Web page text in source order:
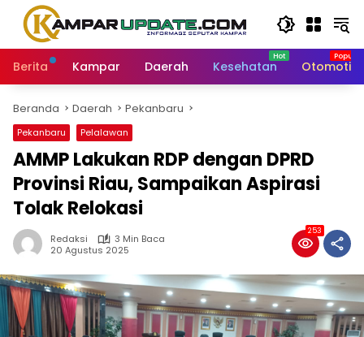
Langsung
konten
Berita
Kampar Daerah Kesehatan Otomotif
Beranda Daerah Pekanbaru
Pekanbaru Pelalawan
AMMP Lakukan RDP dengan DPRD
Provinsi Riau, Sampaikan Aspirasi
Tolak Relokasi
Redaksi
3 Min Baca
20 Agustus 2025
253